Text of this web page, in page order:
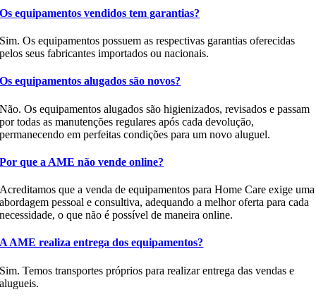
Os equipamentos vendidos tem garantias?
Sim. Os equipamentos possuem as respectivas garantias oferecidas
pelos seus fabricantes importados ou nacionais.
Os equipamentos alugados são novos?
Não. Os equipamentos alugados são higienizados, revisados e passam
por todas as manutenções regulares após cada devolução,
permanecendo em perfeitas condições para um novo aluguel.
Por que a AME não vende online?
Acreditamos que a venda de equipamentos para Home Care exige uma
abordagem pessoal e consultiva, adequando a melhor oferta para cada
necessidade, o que não é possível de maneira online.
A AME realiza entrega dos equipamentos?
Sim. Temos transportes próprios para realizar entrega das vendas e
alugueis.